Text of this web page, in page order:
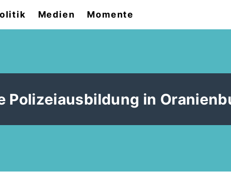
Medien Momente
Polizeiausbildung in